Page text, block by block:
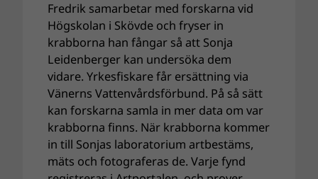
Fredrik samarbetar med forskarna vid
Högskolan i Skövde och fryser in
krabborna han fångar så att Sonja
Leidenberger kan undersöka dem
vidare. Yrkesfiskare får ersättning via
Vänerns Vattenvårdsförbund. På så sätt
kan forskarna samla in mer data om var
krabborna finns. När krabborna kommer
in till Sonjas laboratorium artbestäms,
mäts och fotograferas de. Varje fynd